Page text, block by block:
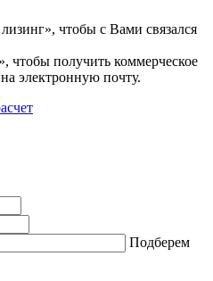
чтобы с Вами связался
чтобы получить коммерческое
электронную почту.
Подберем